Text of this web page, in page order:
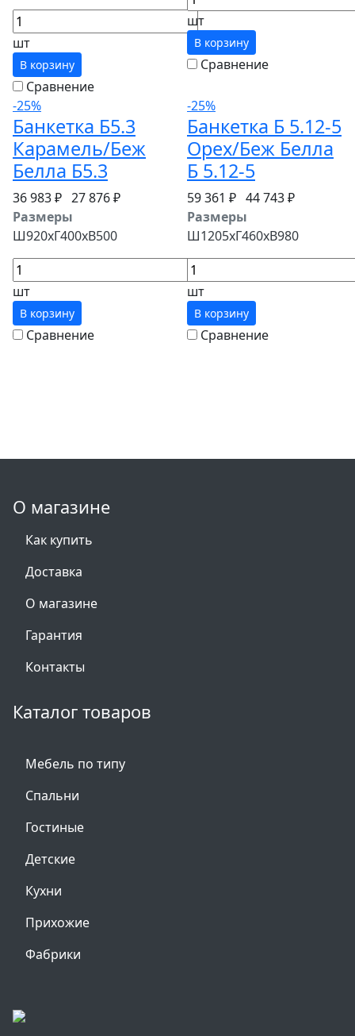
шт
В корзину
Сравнение
шт
В корзину
Сравнение
-25%
Банкетка Б5.3
Карамель/Беж
Белла Б5.3
36 983 ₽ 27 876 ₽
Размеры
Ш920хГ400хВ500
шт
В корзину
Сравнение
-25%
Банкетка Б 5.12-5
Орех/Беж Белла
Б 5.12-5
59 361 ₽ 44 743 ₽
Размеры
Ш1205хГ460хВ980
шт
В корзину
Сравнение
О магазине
Как купить
Доставка
О магазине
Гарантия
Контакты
Каталог товаров
Мебель по типу
Спальни
Гостиные
Детские
Кухни
Прихожие
Фабрики